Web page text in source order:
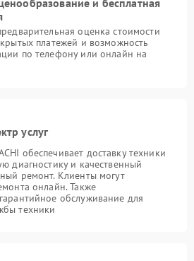
и бесплатная
оценка стоимости
платежей и возможность
по телефону или онлайн на
услуг
обеспечивает доставку техники
диагностику и качественный
ремонт. Клиенты могут
онлайн. Также
обслуживание для
техники